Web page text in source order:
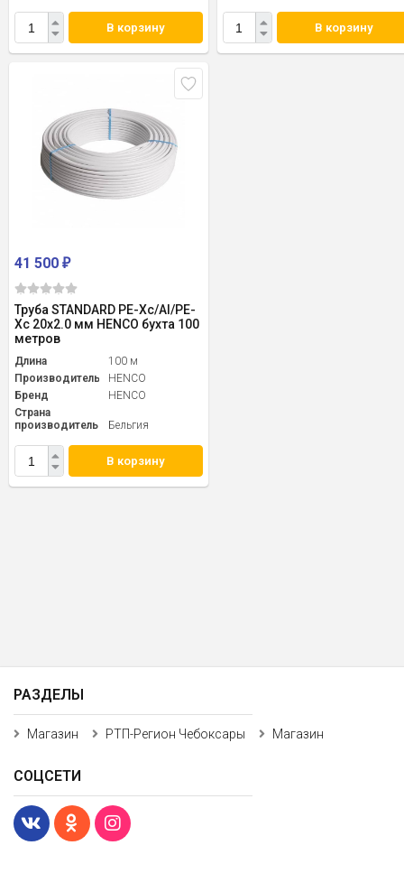
В корзину В корзину
41 500 ₽
Труба STANDARD PE-Xc/Al/PE-
Xc 20x2.0 мм HENCO бухта 100
метров
Длина
100 м
Производитель
HENCO
Бренд
HENCO
Страна
производитель
Бельгия
В корзину
РАЗДЕЛЫ
Магазин РТП-Регион Чебоксары Магазин
СОЦСЕТИ